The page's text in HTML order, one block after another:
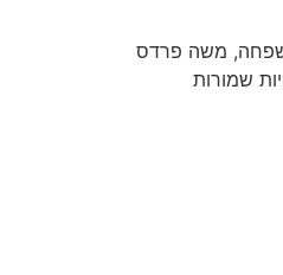
משפחה, משה פרדס
שמורות